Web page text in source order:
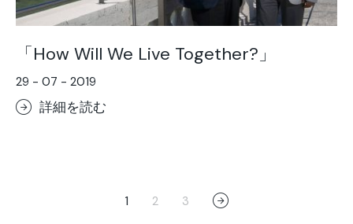
「How Will We Live Together?」
29 - 07 - 2019
詳細を読む
1 2 3